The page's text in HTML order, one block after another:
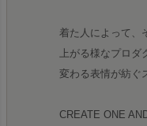
着た人によって、
上がる様なプロ
変わる表情が紡ぐ
CREATE ONE